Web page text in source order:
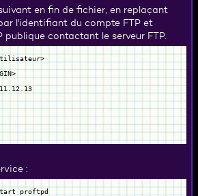
21
=>'ident'
[
=>'/monsite.org/public'
sauvegardes/monsite.org/public'
en fin de fichier, en replaçant
l'identifiant du compte FTP et
publique contactant le serveur FTP.
:
proftpd